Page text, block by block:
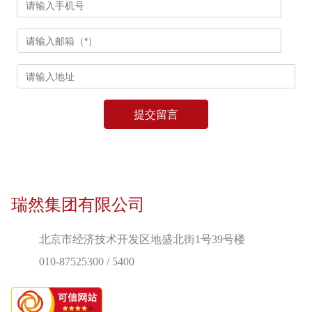
提交留言
瑞然集团有限公司
北京市经济技术开发区地盛北街1号39号楼
010-87525300/ 5400